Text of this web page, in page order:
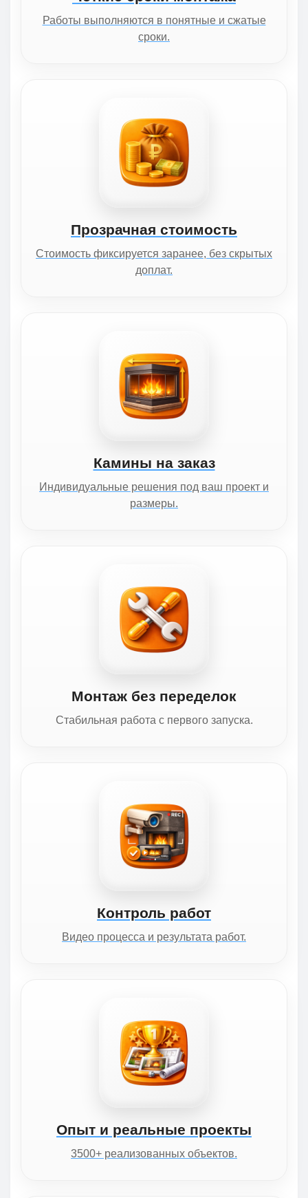
Работы выполняются в понятные и сжатые
сроки.
Прозрачная стоимость
Стоимость фиксируется заранее, без скрытых
доплат.
Камины на заказ
Индивидуальные решения под ваш проект и
размеры.
Монтаж без переделок
Стабильная работа с первого запуска.
Контроль работ
Видео процесса и результата работ.
Опыт и реальные проекты
3500+ реализованных объектов.